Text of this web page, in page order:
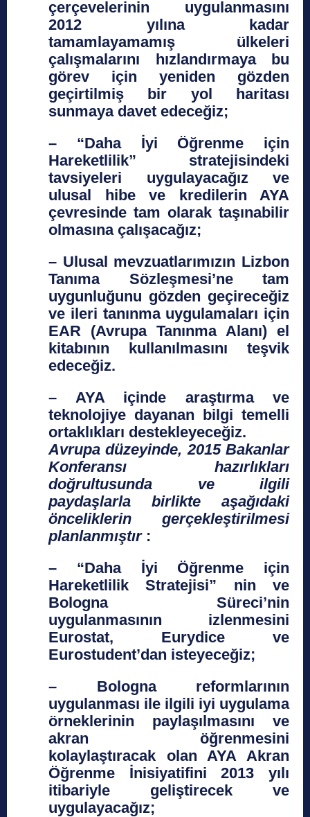
çerçevelerinin uygulanmasını
2012 yılına kadar
tamamlayamamış ülkeleri
çalışmalarını hızlandırmaya bu
görev için yeniden gözden
geçirtilmiş bir yol haritası
sunmaya davet edeceğiz;
– “Daha İyi Öğrenme için
Hareketlilik” stratejisindeki
tavsiyeleri uygulayacağız ve
ulusal hibe ve kredilerin AYA
çevresinde tam olarak taşınabilir
olmasına çalışacağız;
– Ulusal mevzuatlarımızın Lizbon
Tanıma Sözleşmesi’ne tam
uygunluğunu gözden geçireceğiz
ve ileri tanınma uygulamaları için
EAR (Avrupa Tanınma Alanı) el
kitabının kullanılmasını teşvik
edeceğiz.
– AYA içinde araştırma ve
teknolojiye dayanan bilgi temelli
ortaklıkları destekleyeceğiz.
Avrupa düzeyinde, 2015 Bakanlar
Konferansı hazırlıkları
doğrultusunda ve ilgili
paydaşlarla birlikte aşağıdaki
önceliklerin gerçekleştirilmesi
planlanmıştır :
– “Daha İyi Öğrenme için
Hareketlilik Stratejisi” nin ve
Bologna Süreci’nin
uygulanmasının izlenmesini
Eurostat, Eurydice ve
Eurostudent’dan isteyeceğiz;
– Bologna reformlarının
uygulanması ile ilgili iyi uygulama
örneklerinin paylaşılmasını ve
akran öğrenmesini
kolaylaştıracak olan AYA Akran
Öğrenme İnisiyatifini 2013 yılı
itibariyle geliştirecek ve
uygulayacağız;